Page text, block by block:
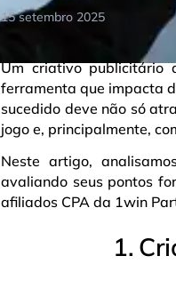
15 setembro 2025
Um criativo publicitário
ferramenta que impacta
sucedido deve não só
jogo e, principalmente,
Neste artigo,
avaliando seus pontos
afiliados CPA da 1win
1.